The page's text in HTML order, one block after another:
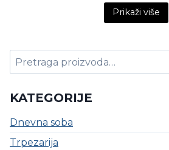
varijanti.
Opcije
biti
na
stranici
Prikaži više
Pretraga
za:
KATEGORIJE
Dnevna soba
Trpezarija